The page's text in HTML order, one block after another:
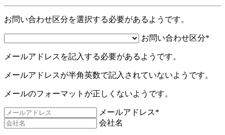
お問い合わせ区分を選択する必要があるようです。
お問い合わせ区分*
メールアドレスを記入する必要があるようです。
メールアドレスが半角英数で記入されていないようです。
メールのフォーマットが正しくないようです。
メールアドレス*
会社名